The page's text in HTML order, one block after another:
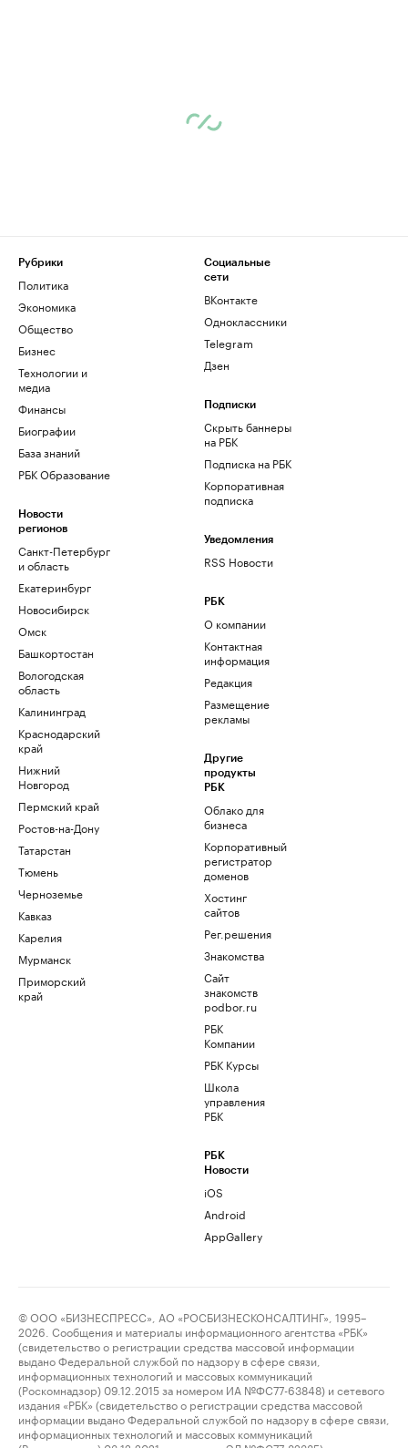
Рубрики
Политика
Экономика
Общество
Бизнес
Технологии и
медиа
Финансы
Биографии
База знаний
РБК Образование
Новости
регионов
Санкт-Петербург
и область
Екатеринбург
Новосибирск
Омск
Башкортостан
Вологодская
область
Калининград
Краснодарский
край
Нижний
Новгород
Пермский край
Ростов-на-Дону
Татарстан
Тюмень
Черноземье
Кавказ
Карелия
Мурманск
Приморский
край
Социальные
сети
ВКонтакте
Одноклассники
Telegram
Дзен
Подписки
Скрыть баннеры
на РБК
Подписка на РБК
Корпоративная
подписка
Уведомления
RSS Новости
РБК
О компании
Контактная
информация
Редакция
Размещение
рекламы
Другие
продукты
РБК
Облако для
бизнеса
Корпоративный
регистратор
доменов
Хостинг
сайтов
Рег.решения
Знакомства
Сайт
знакомств
podbor.ru
РБК
Компании
РБК Курсы
Школа
управления
РБК
РБК
Новости
iOS
Android
AppGallery
© ООО «БИЗНЕСПРЕСС», АО «РОСБИЗНЕСКОНСАЛТИНГ», 1995–
2026. Сообщения и материалы информационного агентства «РБК»
(свидетельство о регистрации средства массовой информации
выдано Федеральной службой по надзору в сфере связи,
информационных технологий и массовых коммуникаций
(Роскомнадзор) 09.12.2015 за номером ИА №ФС77-63848) и сетевого
издания «РБК» (свидетельство о регистрации средства массовой
информации выдано Федеральной службой по надзору в сфере связи,
информационных технологий и массовых коммуникаций